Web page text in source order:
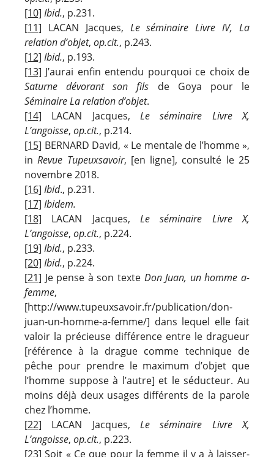
[10] Ibid., p.231.
[11] LACAN Jacques, Le séminaire Livre IV, La
relation d’objet, op.cit., p.243.
[12] Ibid., p.193.
[13] J’aurai enfin entendu pourquoi ce choix de
Saturne dévorant son fils de Goya pour le
Séminaire La relation d’objet.
[14] LACAN Jacques, Le séminaire Livre X,
L’angoisse, op.cit., p.214.
[15] BERNARD David, « Le mentale de l’homme »,
inRevue Tupeuxsavoir, [en ligne], consulté le 25
novembre 2018.
[16] Ibid., p.231.
[17] Ibidem.
[18] LACAN Jacques, Le séminaire Livre X,
L’angoisse, op.cit., p.224.
[19] Ibid., p.233.
[20] Ibid., p.224.
[21] Je pense à son texte Don Juan, un homme a-
femme,
[http://www.tupeuxsavoir.fr/publication/don-
juan-un-homme-a-femme/] dans lequel elle fait
valoir la précieuse différence entre le dragueur
[référence à la drague comme technique de
pêche pour prendre le maximum d’objet que
l’homme suppose à l’autre] et le séducteur. Au
moins déjà deux usages différents de la parole
chez l’homme.
[22] LACAN Jacques, Le séminaire Livre X,
L’angoisse, op.cit., p.223.
[23] Soit « Ce que pour la femme il y a à laisser-